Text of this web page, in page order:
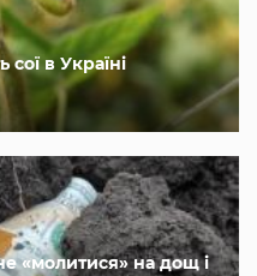
в Україні
«молитися» на дощ і